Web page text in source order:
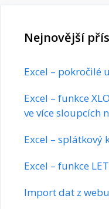
Nejnovější
Excel – pokročilé
Excel – funkce
ve více sloupcích
Excel – splátkový
Excel – funkce
Import dat z